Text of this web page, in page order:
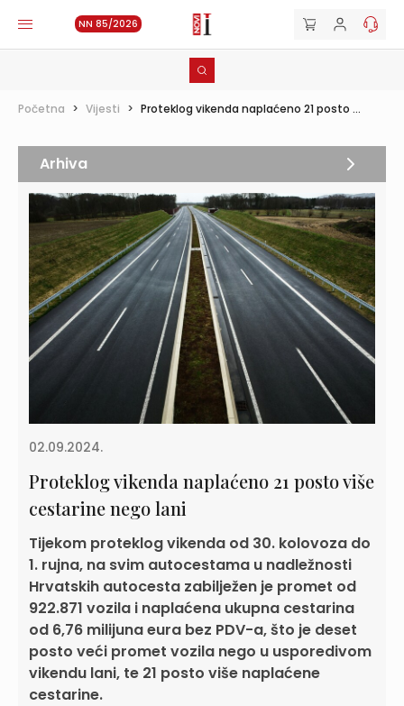
NN 85/2026
Početna > Vijesti > Proteklog vikenda naplaćeno 21 posto ...
02.09.2024.
Proteklog vikenda naplaćeno 21 posto više
cestarine nego lani
Tijekom proteklog vikenda od 30. kolovoza do
1. rujna, na svim autocestama u nadležnosti
Hrvatskih autocesta zabilježen je promet od
922.871 vozila i naplaćena ukupna cestarina
od 6,76 milijuna eura bez PDV-a, što je deset
posto veći promet vozila nego u usporedivom
vikendu lani, te 21 posto više naplaćene
cestarine.
Arhiva